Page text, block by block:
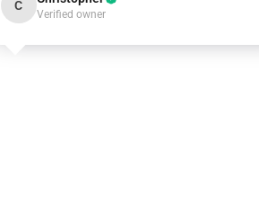
C
Verified owner